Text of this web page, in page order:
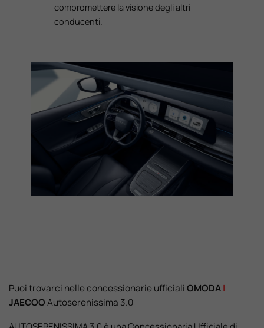
compromettere la visione degli altri
conducenti.
Puoi trovarci nelle concessionarie ufficialiOMODAI
JAECOOAutoserenissima 3.0